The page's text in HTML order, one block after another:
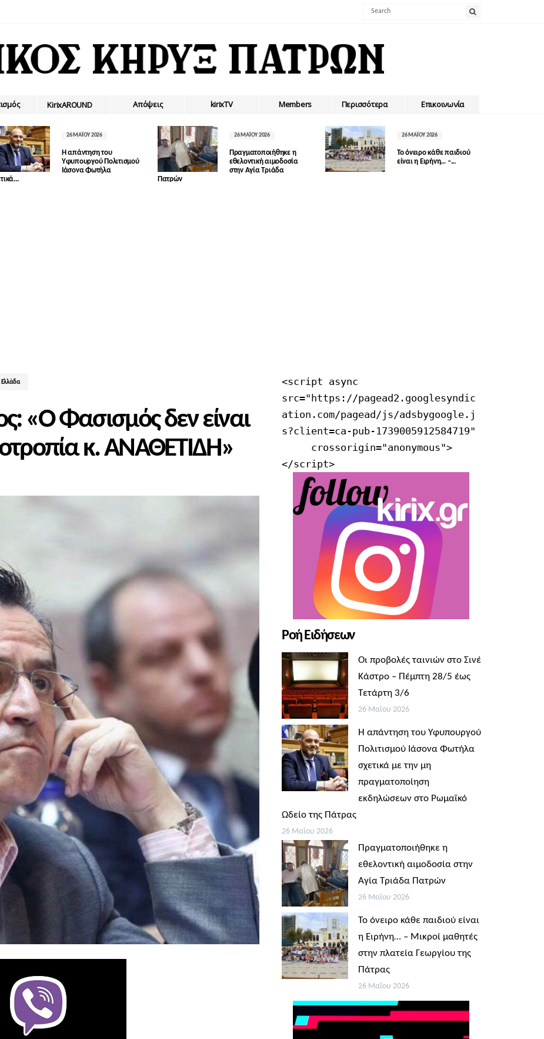
ΚirixAROUND Απόψεις kirixTV Members Περισσότερα Επικοινωνία
26 ΜΑΪ́ΟΥ 2026
Η απάντηση του
Υφυπουργού Πολιτισμού
Ιάσονα Φωτήλα
26 ΜΑΪ́ΟΥ 2026
Πραγματοποιήθηκε η
εθελοντική αιμοδοσία
στην Αγία Τριάδα
Πατρών
26 ΜΑΪ́ΟΥ 2026
Το όνειρο κάθε παιδιού
είναι η Ειρήνη… –...
«Ο Φασισμός δεν είναι
κ. ΑΝΑΘΕΤΙΔΗ»
<script async
src="https://pagead2.googlesyndic
ation.com/pagead/js/adsbygoogle.j
s?client=ca-pub-1739005912584719"
</script>
Ροή Ειδήσεων
Οι προβολές ταινιών στο Σινέ
Κάστρο – Πέμπτη 28/5 έως
Τετάρτη 3/6
26 Μαΐου 2026
Η απάντηση του Υφυπουργού
Πολιτισμού Ιάσονα Φωτήλα
σχετικά με την μη
πραγματοποίηση
εκδηλώσεων στο Ρωμαϊκό
Ωδείο της Πάτρας
26 Μαΐου 2026
Πραγματοποιήθηκε η
εθελοντική αιμοδοσία στην
Αγία Τριάδα Πατρών
26 Μαΐου 2026
Το όνειρο κάθε παιδιού είναι
η Ειρήνη… – Μικροί μαθητές
στην πλατεία Γεωργίου της
Πάτρας
26 Μαΐου 2026